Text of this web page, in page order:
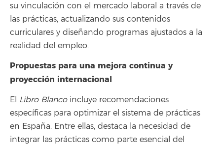
su vinculación con el mercado laboral a través de
las prácticas, actualizando sus contenidos
curriculares y diseñando programas ajustados a la
realidad del empleo.
Propuestas para una mejora continua y
proyección internacional
El Libro Blancoincluye recomendaciones
específicas para optimizar el sistema de prácticas
en España. Entre ellas, destaca la necesidad de
integrar las prácticas como parte esencial del